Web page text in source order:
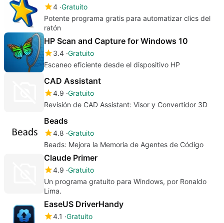
4 Gratuito
Potente programa gratis para automatizar clics del
ratón
HP Scan and Capture for Windows 10
3.4 Gratuito
Escaneo eficiente desde el dispositivo HP
CAD Assistant
4.9 Gratuito
Revisión de CAD Assistant: Visor y Convertidor 3D
Beads
4.8 Gratuito
Beads: Mejora la Memoria de Agentes de Código
Claude Primer
4.9 Gratuito
Un programa gratuito para Windows, por Ronaldo
Lima.
EaseUS DriverHandy
4.1 Gratuito